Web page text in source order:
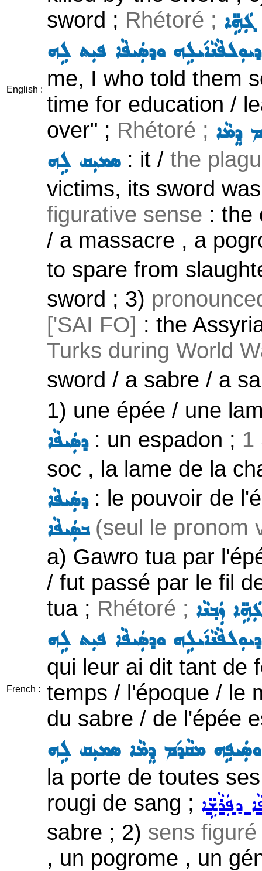
English :
sword ; Rhétoré ; ܓܲܗܹ̈ܐ
ܘܕܣܲܝܦܵܐ ܦܝܼܬ ܠܹܗ
me, I who told them
time for education /
over" ; Rhétoré ; ܕܸܡܵܐ
ܣܡܝܼܩ ܠܹܗ: it / the
victims, its sword
figurative sense : the
/ a massacre , a
to spare from
sword ; 3)
['SAI FO] : the
Turks during World
sword / a sabre / a
French :
1) une épée / une
ܕܣܲܝܦܵܐ: un espadon ; 1
soc , la lame de la
ܕܣܲܝܦܵܐ: le pouvoir de
ܒܣܲܝܦܵܐ(seul le pronom
a) Gawro tua par
/ fut passé par le fil
tua ; Rhétoré ; ܙܲܒ݂ܢܵܐ
ܕܝܘܼܠܦܵܢܵܐ݇ܝܠܹܗ ܘܕܣܲܝܦܵܐ ܦܝܼܬ ܠܹܗ
qui leur ai dit tant de
temps / l'époque / le
du sabre / de l'épée
ܡܩܵܕ݇ܡ ܕܸܡܵܐ ܣܡܝܼܩ ܠܹܗ
la porte de toutes
rougi de sang ; ܕܦܲܪܵܫܹ̈ܐ
sabre ; 2) sens figuré
, un pogrome , un